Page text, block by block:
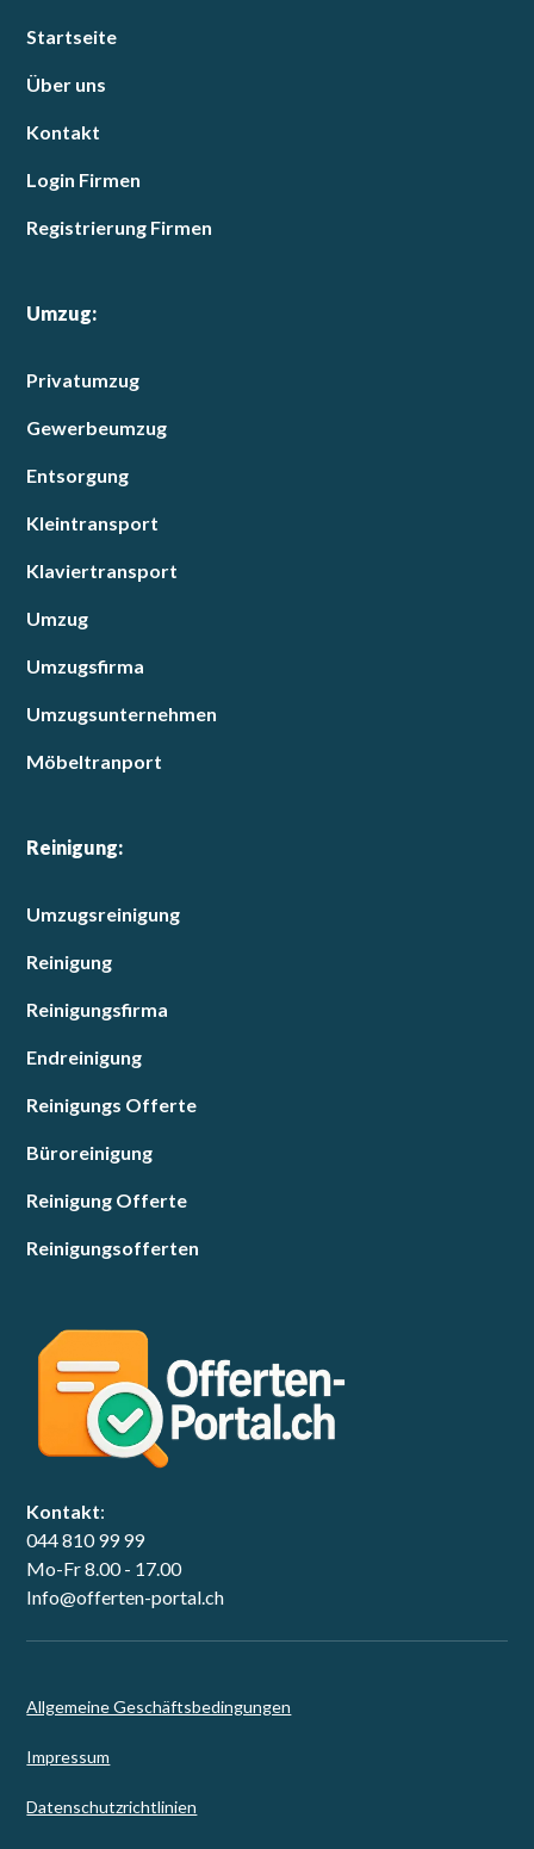
Startseite
Über uns
Kontakt
Login Firmen
Registrierung Firmen
Umzug:
Privatumzug
Gewerbeumzug
Entsorgung
Kleintransport
Klaviertransport
Umzug
Umzugsfirma
Umzugsunternehmen
Möbeltranport
Reinigung:
Umzugsreinigung
Reinigung
Reinigungsfirma
Endreinigung
Reinigungs Offerte
Büroreinigung
Reinigung Offerte
Reinigungsofferten
Kontakt:
044 810 99 99
Mo-Fr 8.00 - 17.00
Info@offerten-portal.ch
Allgemeine Geschäftsbedingungen
Impressum
Datenschutzrichtlinien